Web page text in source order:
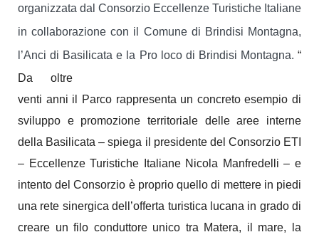
organizzata dal Consorzio Eccellenze Turistiche Italiane
in collaborazione con il Comune di Brindisi Montagna,
l’Anci di Basilicata e la Pro loco di Brindisi Montagna. “
Da oltre
venti anni il Parco rappresenta un concreto esempio di
sviluppo e promozione territoriale delle aree interne
della Basilicata – spiega il presidente del Consorzio ETI
– Eccellenze Turistiche Italiane Nicola Manfredelli – e
intento del Consorzio è proprio quello di mettere in piedi
una rete sinergica dell’offerta turistica lucana in grado di
creare un filo conduttore unico tra Matera, il mare, la